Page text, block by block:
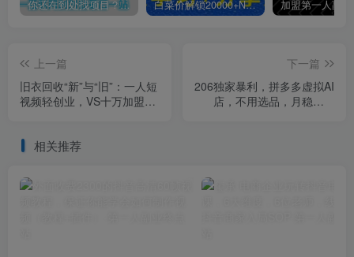
你还在到处找项目？还在当韭菜？我靠卖项目一个月收入5万+，曾经我也是个失败者。 白菜价解锁20000+N个赚钱机会，加入第一人副业终点站会员，全站资源免费学习。
上一篇
旧衣回收“新”与“旧”：一人短
视频轻创业，VS十万加盟重
下一篇
206独家暴利，拼多多虚拟AI
店，不用选品，月稳定1-
相关推荐